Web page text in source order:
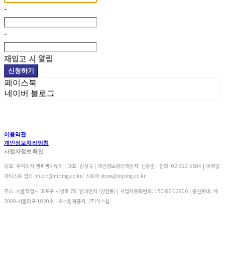
-
-
재입고 시 알림
신청하기
페이스북
네이버 블로그
이용약관
개인정보처리방침
사업자정보확인
상호: 주식회사 엠피엠지뮤직 | 대표: 김상규 | 개인정보관리책임자: 신동준 | 전화: 02-322-5684 | 이메일:
아티스트 섭외 music@mpmg.co.kr/ 스토어 store@mpmg.co.kr
주소: 서울특별시 마포구 서강로 78, 엠피엠지 (창전동) | 사업자등록번호: 150-87-02906 | 통신판매: 제
2009-서울마포-1020호 | 호스팅제공자: (주)식스샵